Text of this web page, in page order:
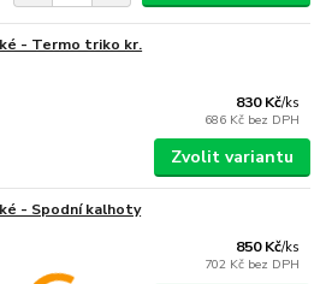
- Termo triko kr.
830 Kč/ks
686 Kč bez DPH
Zvolit variantu
- Spodní kalhoty
850 Kč/ks
702 Kč bez DPH